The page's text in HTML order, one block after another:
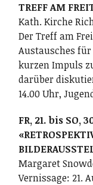
TREFF AM
Kath. Kirche
Der Treff am
Austausches
kurzen Impuls
darüber
14.00 Uhr,
FR, 21. bis SO,
Margaret
Vernissage: 21.